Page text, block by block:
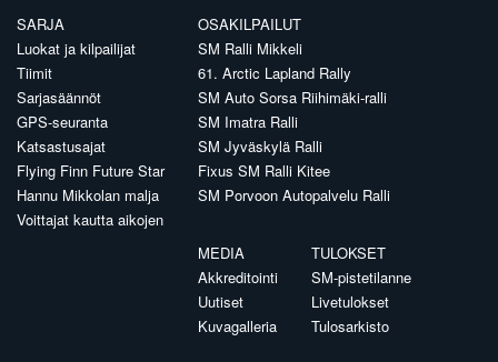
SARJA
Luokat ja kilpailijat
Tiimit
Sarjasäännöt
GPS-seuranta
Katsastusajat
Flying Finn Future Star
Hannu Mikkolan malja
Voittajat kautta aikojen
OSAKILPAILUT
SM Ralli Mikkeli
61. Arctic Lapland Rally
SM Auto Sorsa Riihimäki-ralli
SM Imatra Ralli
SM Jyväskylä Ralli
Fixus SM Ralli Kitee
SM Porvoon Autopalvelu Ralli
MEDIA
Akkreditointi
Uutiset
Kuvagalleria
TULOKSET
SM-pistetilanne
Livetulokset
Tulosarkisto